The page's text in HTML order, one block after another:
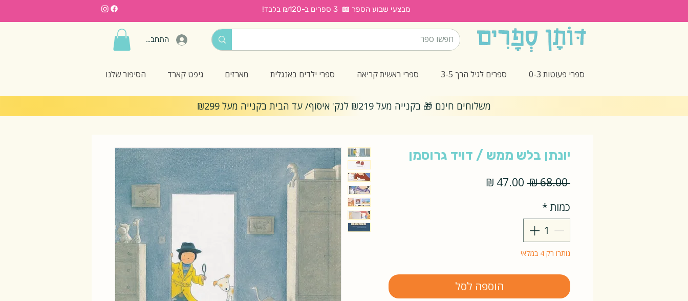
מבצעי שבוע הספר 📖 3 ספרים ב-₪120 בלבד!
התחברות
ספרי פעוטות 0-3 ספרים לגיל הרך 3-5 ספרי ראשית קריאה ספרי ילדים באנגלית מארזים גיפט קארד הסיפור שלנו
משלוחים חינם 🎁 בקנייה מעל ₪219 לנק' איסוף/ עד הבית בקנייה מעל ₪299
יונתן בלש ממש / דויד גרוסמן
‏68.00 ‏₪
מחיר
כמות*
נותרו רק 4 במלאי
הוספה לסל